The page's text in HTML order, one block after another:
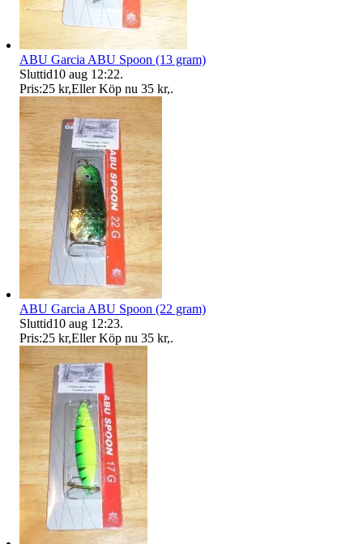
ABU Garcia ABU Spoon (13 gram)
Sluttid10 aug 12:22.
Pris:25 kr,Eller Köp nu 35 kr,.
ABU Garcia ABU Spoon (22 gram)
Sluttid10 aug 12:23.
Pris:25 kr,Eller Köp nu 35 kr,.